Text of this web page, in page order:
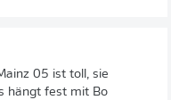
05 ist toll, sie
hängt fest mit Bo